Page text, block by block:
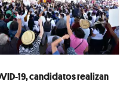
19, candidatos realizan